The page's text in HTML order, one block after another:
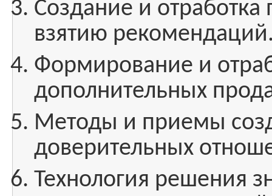
Создание и
взятию
Формирование и
дополнительных
Методы и приемы
доверительных
Технология решения